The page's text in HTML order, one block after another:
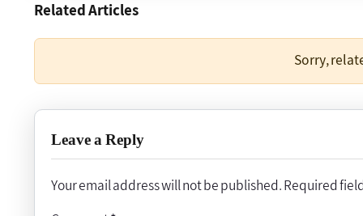
Related Articles
Sorry,
Leave a Reply
Your email address will not be published.Required